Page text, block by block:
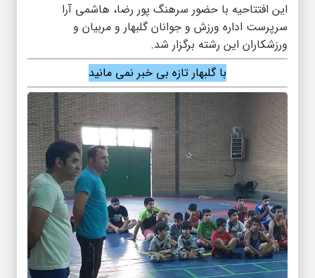
این افتتاحیه با حضور سرهنگ پور رضا، هاشمی آرا
سرپرست اداره ورزش و جوانان گلبهار و مربیان و
ورزشکاران این رشته برگزار شد.
با گلبهار تازه بی خبر نمی مانید